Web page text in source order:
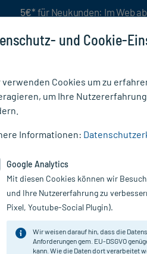
5€* für Neukunden: Im Web
Nur für kurze
8X1 ml
und Cookie-
verwenden Cookies um zu
um Ihre
Informationen:
Google Analytics
Mit diesen Cookies können wir
und Ihre Nutzererfahrung zu
Pixel, Youtube-Social Plugin).
Wir weisen darauf hin, dass die
Anforderungen gem. EU-DSGVO
kann. Wie die Daten dort verarbeitet